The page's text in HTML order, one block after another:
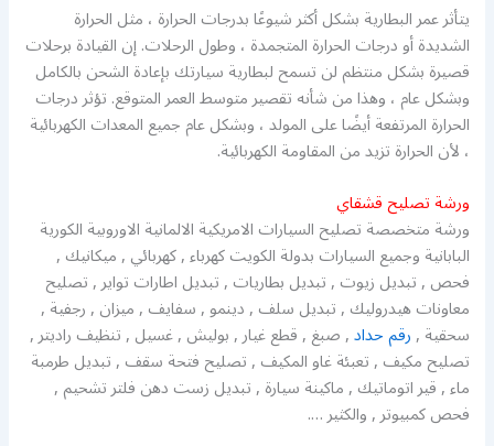
يتأثر عمر البطارية بشكل أكثر شيوعًا بدرجات الحرارة ، مثل الحرارة
الشديدة أو درجات الحرارة المتجمدة ، وطول الرحلات. إن القيادة برحلات
قصيرة بشكل منتظم لن تسمح لبطارية سيارتك بإعادة الشحن بالكامل
وبشكل عام ، وهذا من شأنه تقصير متوسط ​​العمر المتوقع. تؤثر درجات
الحرارة المرتفعة أيضًا على المولد ، وبشكل عام جميع المعدات الكهربائية
، لأن الحرارة تزيد من المقاومة الكهربائية.
ورشة تصليح قشقاي
ورشة متخصصة تصليح السيارات الامريكية الالمانية الاوروبية الكورية
البابانية وجميع السيارات بدولة الكويت كهرباء , كهربائي , ميكانيك ,
فحص , تبديل زيوت , تبديل بطاريات , تبديل اطارات تواير , تصليح
معاونات هيدروليك , تبديل سلف , دينمو , سفايف , ميزان , رجفية ,
سحقية ,رقم حداد, صبغ , قطع غيار , بوليش , غسيل , تنظيف راديتر ,
تصليح مكيف , تعبئة غاو المكيف , تصليح فتحة سقف , تبديل طرمبة
ماء , قير اتوماتيك , ماكينة سيارة , تبديل زست دهن فلتر تشحيم ,
فحص كمبيوتر , والكثير ….